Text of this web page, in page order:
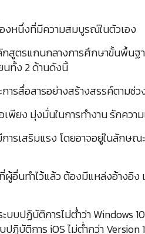
องหนึ่งที่มีความสมบูรณ์ในตัวเอง
สูตรแกนกลางการศึกษาขั้นพื้นฐ
นทั้ง 2 ด้านดังนี้
ารสื่อสารอย่างสร้างสรรค์ตามช่ว
ง มุ่งมั่นในการทำงาน รักความ
เสริมแรง โดยอาจอยู่ในลักษณ
นทำไว้แล้ว ต้องมีแหล่งอ้างอิง
ปฏิบัติการไม่ต่ำว่า Windows
ฏิบัติการ iOS ไม่ต่ำกว่า Version